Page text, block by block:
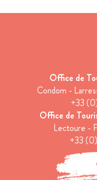
Office de
Condom -
+33
Office de
Lectoure -
+33